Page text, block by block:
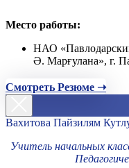
Место работы:
НАО
Ә. Марғулана», г.
Смотреть Резюме ➝
Вахитова Пайзилям
Учитель начальных